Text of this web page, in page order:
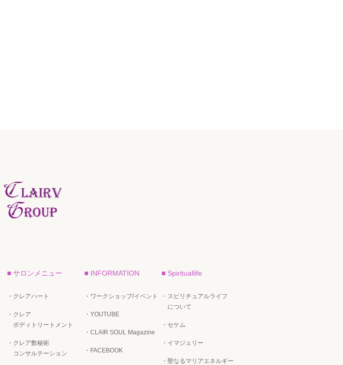
■ サロンメニュー
・クレアハート
・クレア
ボディトリートメント
・クレア数秘術
コンサルテーション
■ INFORMATION
・ワークショップ/イベント
・YOUTUBE
・CLAIR SOUL Magazine
・FACEBOOK
■ Spirituallife
・スピリチュアルライフ
について
・セケム
・イマジェリー
・聖なるマリアエネルギー